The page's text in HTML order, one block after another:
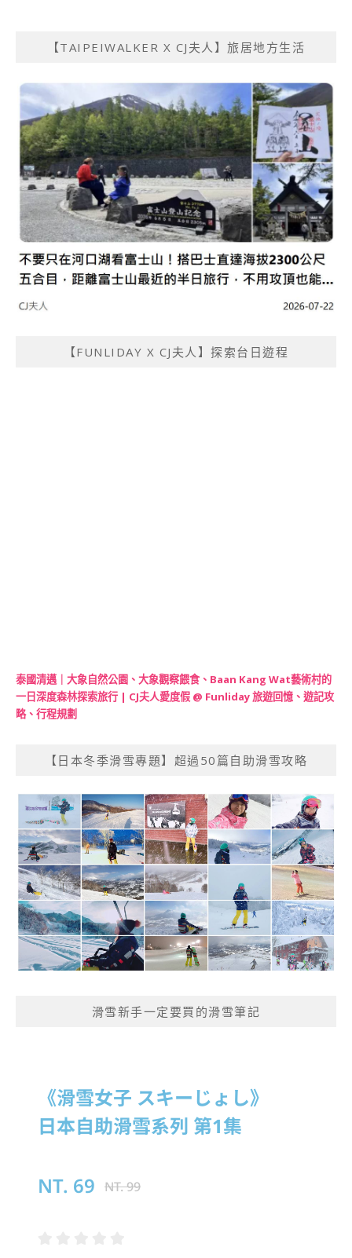
【TAIPEIWALKER X CJ夫人】旅居地方生活
【FUNLIDAY X CJ夫人】探索台日遊程
泰國清邁｜大象自然公園、大象觀察餵食、Baan Kang Wat藝術村的
一日深度森林探索旅行 | CJ夫人愛度假 @ Funliday 旅遊回憶、遊記攻
略、行程規劃
【日本冬季滑雪專題】超過50篇自助滑雪攻略
滑雪新手一定要買的滑雪筆記